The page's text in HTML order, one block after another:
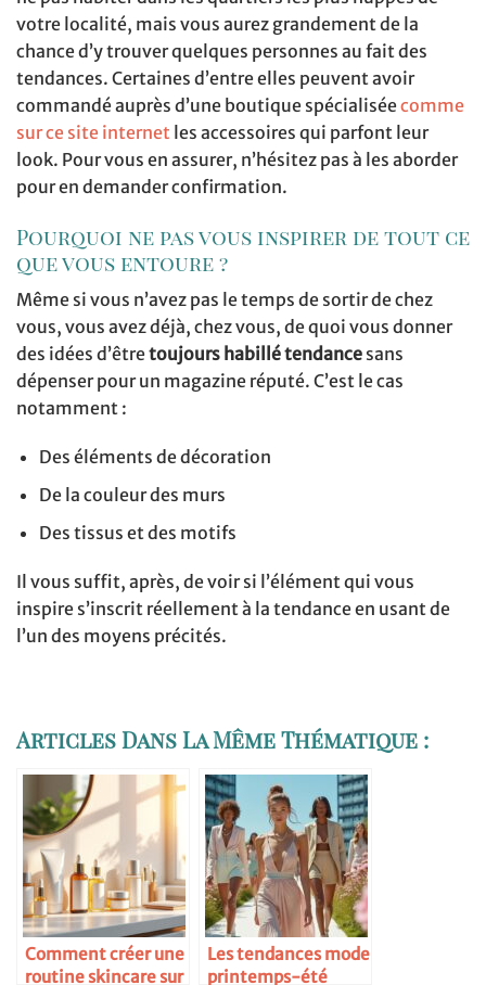
votre localité, mais vous aurez grandement de la
chance d’y trouver quelques personnes au fait des
tendances. Certaines d’entre elles peuvent avoir
commandé auprès d’une boutique spécialiséecomme
sur ce site internet les accessoires qui parfont leur
look. Pour vous en assurer, n’hésitez pas à les aborder
pour en demander confirmation.
Pourquoi ne pas vous inspirer de tout ce
que vous entoure ?
Même si vous n’avez pas le temps de sortir de chez
vous, vous avez déjà, chez vous, de quoi vous donner
des idées d’êtretoujours habillé tendance sans
dépenser pour un magazine réputé. C’est le cas
notamment :
Des éléments de décoration
De la couleur des murs
Des tissus et des motifs
Il vous suffit, après, de voir si l’élément qui vous
inspire s’inscrit réellement à la tendance en usant de
l’un des moyens précités.
Articles Dans La Même Thématique :
Comment créer une
routine skincare sur
Les tendances mode
printemps-été